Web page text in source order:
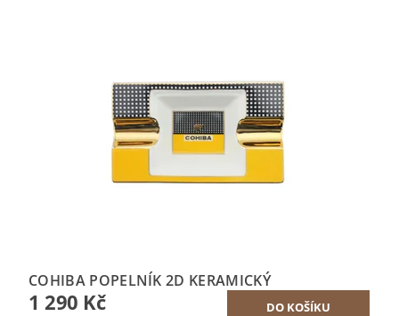
COHIBA POPELNÍK 2D KERAMICKÝ
1 290 Kč